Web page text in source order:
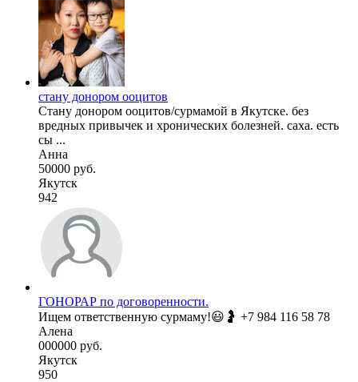
стану донором ооцитов
Стану донором ооцитов/сурмамой в Якутске. без
вредных привычек и хронических болезней. саха. есть
сы ...
Анна
50000 руб.
Якутск
942
ГОНОРАР по договоренности.
Ищем ответственную сурмаму!😃🤰 +7 984 116 58 78
Алена
000000 руб.
Якутск
950